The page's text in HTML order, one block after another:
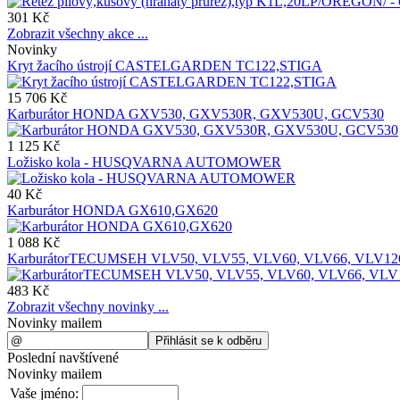
301 Kč
Zobrazit všechny akce ...
Novinky
Kryt žacího ústrojí CASTELGARDEN TC122,STIGA
15 706 Kč
Karburátor HONDA GXV530, GXV530R, GXV530U, GCV530
1 125 Kč
Ložisko kola - HUSQVARNA AUTOMOWER
40 Kč
Karburátor HONDA GX610,GX620
1 088 Kč
KarburátorTECUMSEH VLV50, VLV55, VLV60, VLV66,
483 Kč
Zobrazit všechny novinky ...
Novinky mailem
Poslední navštívené
Novinky mailem
Vaše jméno: